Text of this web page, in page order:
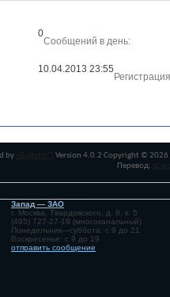
0
Сообщений в день
10.04.2013 23:55
Регистрация
by vBulletin™
Version 4.0.2 Copyright © 2026
Перевод:
Запад — ЗАО
г. Москва, Твардовского, д. 8, к. 5
(495) 727-27-19 (многоканальный)
Понедельник—суббота: с 9 до 21
Воскресенье: с 9 до 19
отправить сообщение